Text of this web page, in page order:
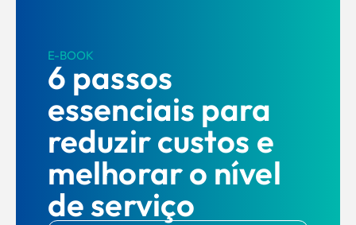
E-BOOK
6 passos
essenciais para
reduzir custos e
melhorar o nível
de serviço